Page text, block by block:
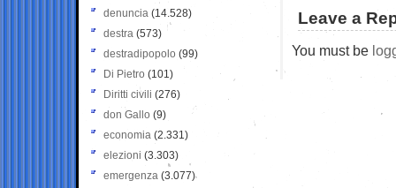
Leave a
You must be
denuncia (14.528)
destra (573)
destradipopolo (99)
Di Pietro (101)
Diritti civili (276)
don Gallo (9)
economia (2.331)
elezioni (3.303)
emergenza (3.077)